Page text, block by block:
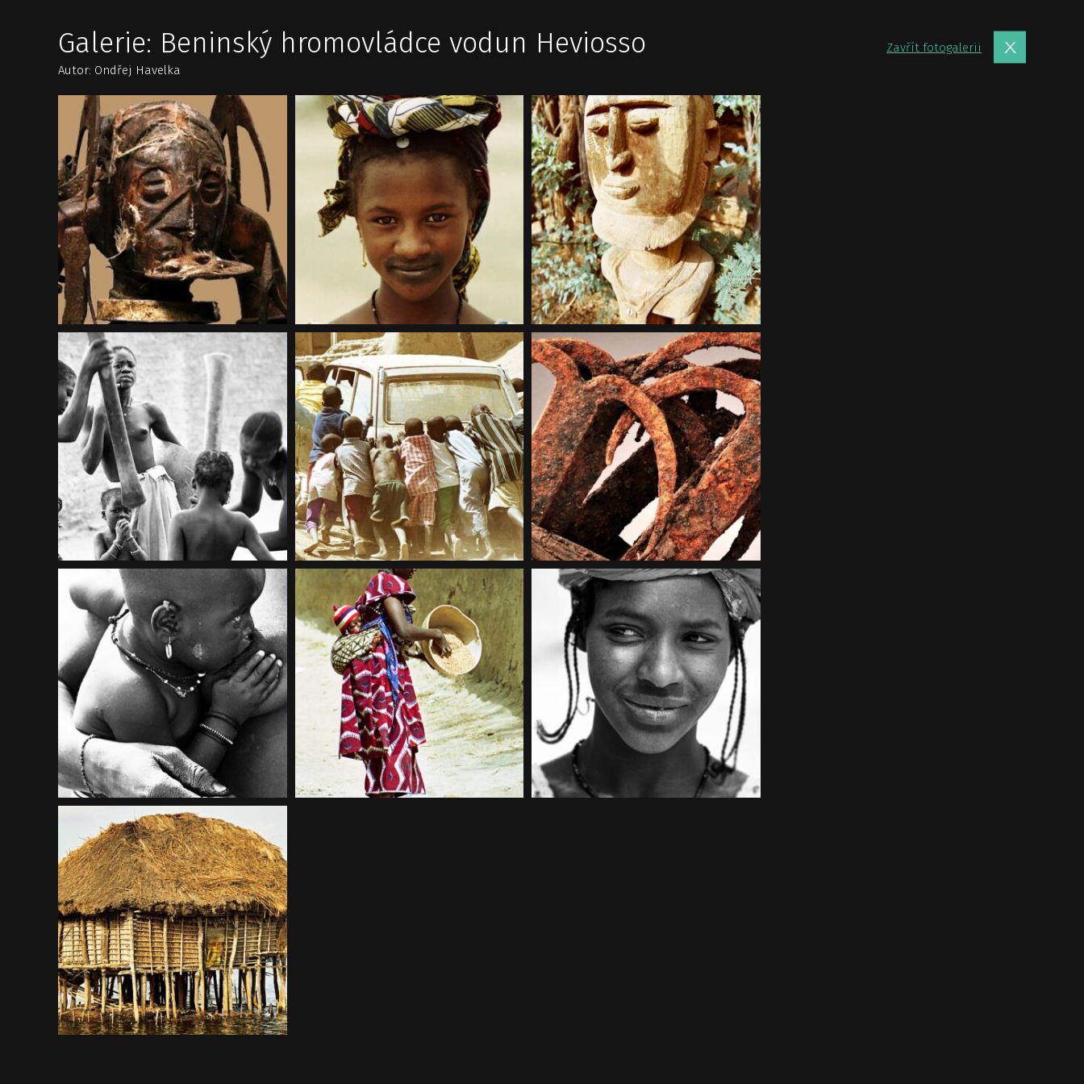
Galerie: Beninský hromovládce vodun Heviosso
Autor: Ondřej Havelka
Zavřít fotogalerii